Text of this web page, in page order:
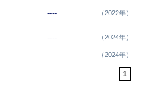
---- （2022年）
---- （2024年）
---- （2024年）
1